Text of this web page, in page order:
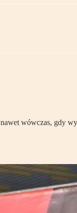
wówczas, gdy